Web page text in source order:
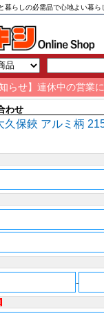
暮らしの必需品で心地よい暮ら
知らせ】連休中の営業
わせ
久保鋏 アルミ柄
-